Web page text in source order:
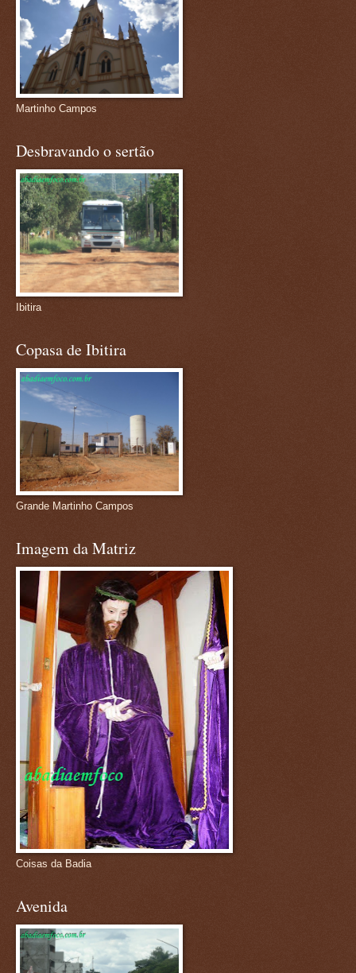
Martinho Campos
Desbravando o sertão
Ibitira
Copasa de Ibitira
Grande Martinho Campos
Imagem da Matriz
Coisas da Badia
Avenida